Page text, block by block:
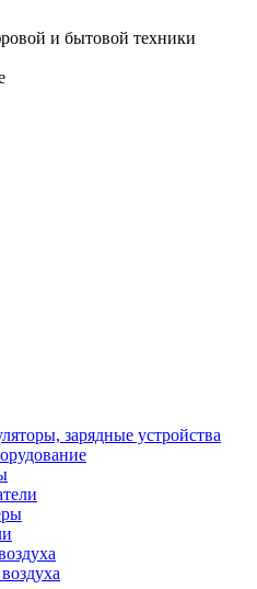
и бытовой техники
зарядные устройства